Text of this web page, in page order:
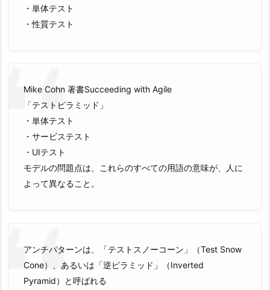
・単体テスト
・性質テスト
Mike Cohn 著書Succeeding with Agile
「テストピラミッド」
・単体テスト
・サービステスト
・UIテスト
モデルの問題点は、これらのすべての用語の意味が、人に
よって異なること。
アンチパターンは、「テストスノーコーン」（Test Snow
Cone）、あるいは「逆ピラミッド」（Inverted
Pyramid）と呼ばれる